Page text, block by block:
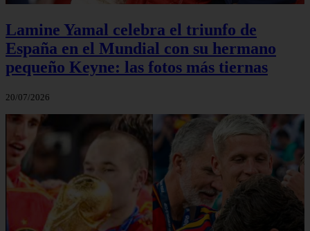
Lamine Yamal celebra el triunfo de
España en el Mundial con su hermano
pequeño Keyne: las fotos más tiernas
20/07/2026